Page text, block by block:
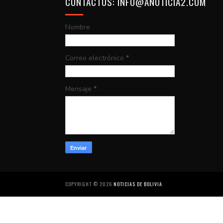
Nombre
Correo electrónico *
Mensaje *
COPYRIGHT © 2026 NOTICIAS DE BOLIVIA